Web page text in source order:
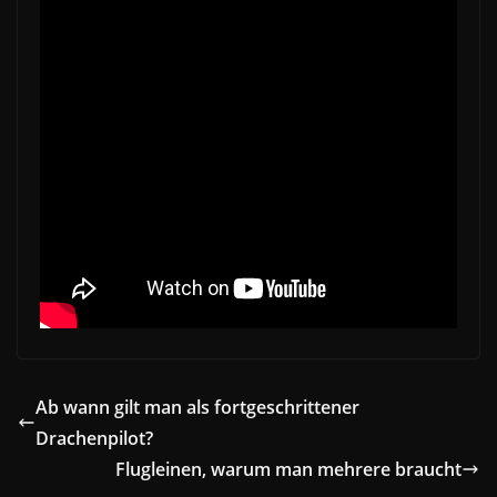
Ab wann gilt man als fortgeschrittener
Drachenpilot?
Flugleinen, warum man mehrere braucht